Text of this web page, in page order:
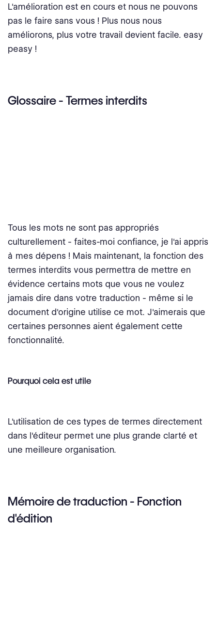
L'amélioration est en cours et nous ne pouvons
pas le faire sans vous ! Plus nous nous
améliorons, plus votre travail devient facile. easy
peasy !
Glossaire - Termes interdits
Tous les mots ne sont pas appropriés
culturellement - faites-moi confiance, je l'ai appris
à mes dépens ! Mais maintenant, la fonction des
termes interdits vous permettra de mettre en
évidence certains mots que vous ne voulez
jamais dire dans votre traduction - même si le
document d'origine utilise ce mot. J'aimerais que
certaines personnes aient également cette
fonctionnalité.
Pourquoi cela est utile
L'utilisation de ces types de termes directement
dans l'éditeur permet une plus grande clarté et
une meilleure organisation.
Mémoire de traduction - Fonction
d'édition